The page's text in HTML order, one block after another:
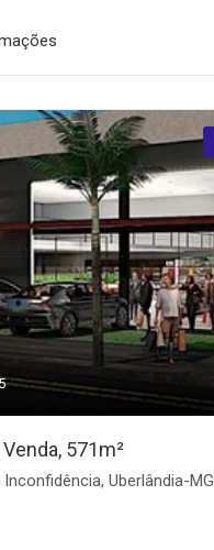
Venda, 571m²
Uberlândia-MG